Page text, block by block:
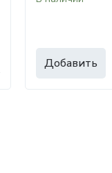
Добавить